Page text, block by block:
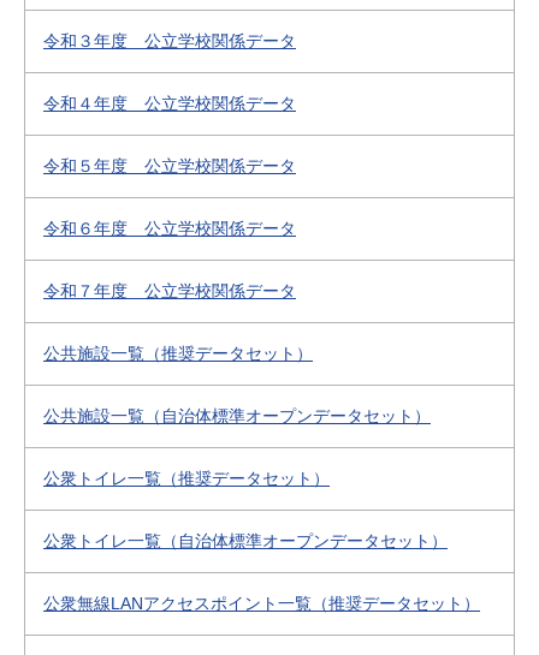
令和３年度 公立学校関係データ
令和４年度 公立学校関係データ
令和５年度 公立学校関係データ
令和６年度 公立学校関係データ
令和７年度 公立学校関係データ
公共施設一覧（推奨データセット）
公共施設一覧（自治体標準オープンデータセット）
公衆トイレ一覧（推奨データセット）
公衆トイレ一覧（自治体標準オープンデータセット）
公衆無線LANアクセスポイント一覧（推奨データセット）